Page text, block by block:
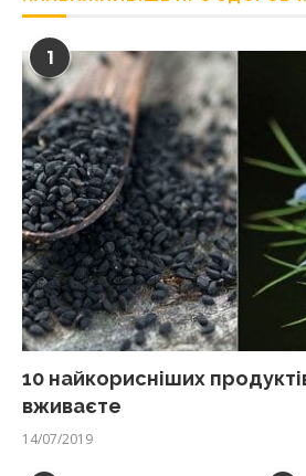
1
10 найкорисніших
вживаєте
14/07/2019